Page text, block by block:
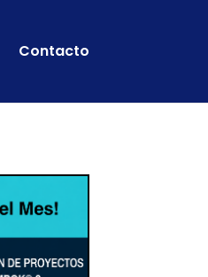
Contacto